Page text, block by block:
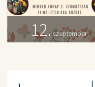
12. szeptember